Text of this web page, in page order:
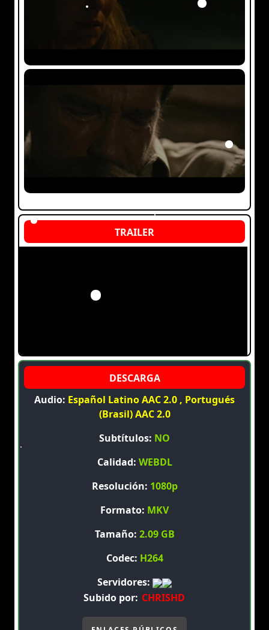
Audio: Español Latino AAC 2.0 , Portugués
(Brasil) AAC 2.0
Subtítulos: NO
Calidad: WEBDL
Resolución: 1080p
Formato: MKV
Tamaño: 2.09 GB
Codec: H264
Servidores:
Subido por: CHRISHD